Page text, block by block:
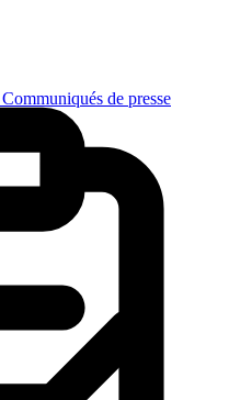
Communiqués de presse